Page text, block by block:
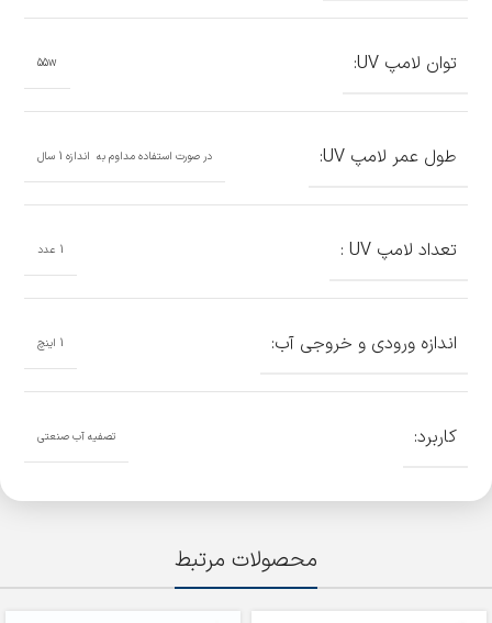
توان لامپ UV: 55w
طول عمر لامپ UV: در صورت استفاده مداوم به اندازه 1 سال
تعداد لامپ UV : 1 عدد
اندازه ورودی و خروجی آب: 1 اینچ
کاربرد: تصفیه آب صنعتی
محصولات مرتبط